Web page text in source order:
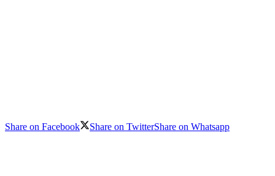
Share on Facebook Share on TwitterShare on Whatsapp